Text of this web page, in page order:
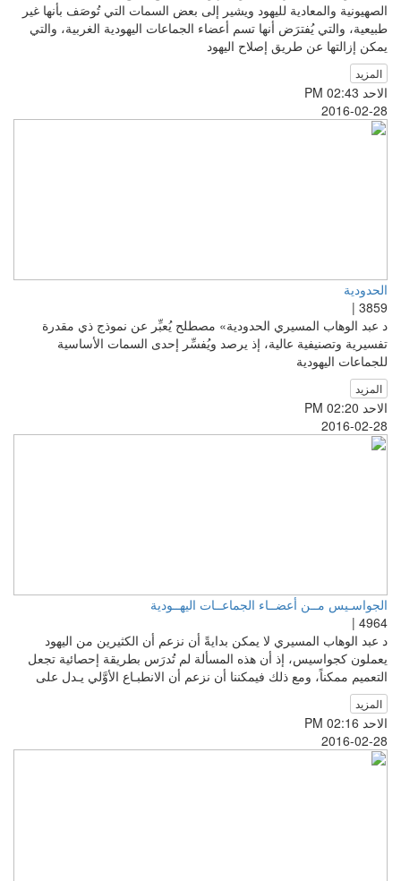
الصهيونية والمعادية لليهود ويشير إلى بعض السمات التي تُوصَف بأنها غير
طبيعية، والتي يُفترَض أنها تسم أعضاء الجماعات اليهودية الغربية، والتي
يمكن إزالتها عن طريق إصلاح اليهود
المزيد
الاحد PM 02:43
2016-02-28
الحدودية
3859 |
د عبد الوهاب المسيري الحدودية» مصطلح يُعبِّر عن نموذج ذي مقدرة
تفسيرية وتصنيفية عالية، إذ يرصد ويُفسِّر إحدى السمات الأساسية
للجماعات اليهودية
المزيد
الاحد PM 02:20
2016-02-28
الجواسـيس مــن أعضــاء الجماعــات اليهــودية
4964 |
د عبد الوهاب المسيري لا يمكن بدايةً أن نزعم أن الكثيرين من اليهود
يعملون كجواسيس، إذ أن هذه المسألة لم تُدرَس بطريقة إحصائية تجعل
التعميم ممكناً، ومع ذلك فيمكننا أن نزعم أن الانطبـاع الأوَّلي يـدل على
المزيد
الاحد PM 02:16
2016-02-28